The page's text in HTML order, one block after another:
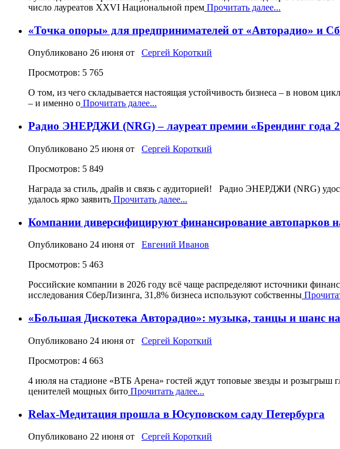
число лауреатов XXVI Национальной прем Прочитать далее...
«Точка опоры» для предпринимателей от «Авторадио» и
Опубликовано 26 июня от Сергей Короткий
Просмотров: 5 765
О том, из чего складывается настоящая устойчивость бизнеса – в новом
– и именно о Прочитать далее...
Радио ЭНЕРДЖИ (NRG) – лауреат премии «Брендинг года
Опубликовано 25 июня от Сергей Короткий
Просмотров: 5 849
Награда за стиль, драйв и связь с аудиторией! Радио ЭНЕРДЖИ (NRG)
удалось ярко заявить Прочитать далее...
Компании диверсифицируют финансирование автопарков
Опубликовано 24 июня от Евгений Иванов
Просмотров: 5 463
Российские компании в 2026 году всё чаще распределяют источники
исследования СберЛизинга, 31,8% бизнеса используют собственны
«Большая Дискотека Авторадио»: музыка, танцы и шанс
Опубликовано 24 июня от Сергей Короткий
Просмотров: 4 663
4 июля на стадионе «ВТБ Арена» гостей ждут топовые звезды и розыгрыш
ценителей мощных бито Прочитать далее...
Relax-Медитация прошла в Юсуповском саду Петербурга
Опубликовано 22 июня от Сергей Короткий